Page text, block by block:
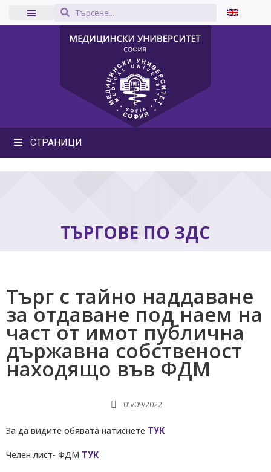
СТРАНИЦИ
ТЪРГОВЕ ПО ЗДС
Търг с тайно наддаване
за отдаване под наем на
част от имот публична
държавна собственост
находящо във ФДМ
05/09/2022
За да видите обявата натиснете ТУК
Челен лист- ФДМ ТУК